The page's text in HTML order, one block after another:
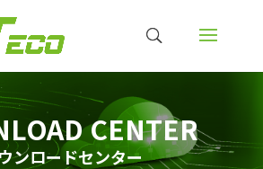
CENTER
ンロードセンター